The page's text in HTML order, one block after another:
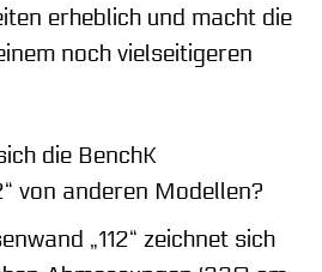
erheblich und macht die
noch vielseitigeren
die BenchK
von anderen Modellen?
„112“ zeichnet sich